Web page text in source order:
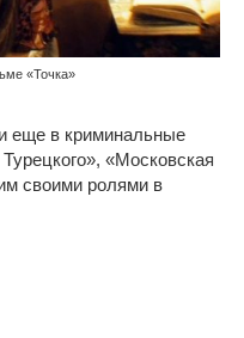
«Точка»
еще в криминальные
«Московская
своими ролями в